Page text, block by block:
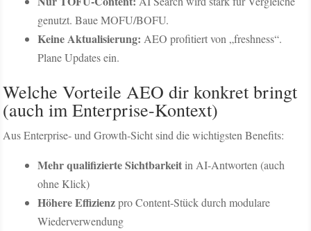
genutzt. Baue MOFU/BOFU.
Keine Aktualisierung: AEO profitiert von „freshness“.
Plane Updates ein.
Welche Vorteile AEO dir konkret bringt
(auch im Enterprise-Kontext)
Aus Enterprise- und Growth-Sicht sind die wichtigsten Benefits:
Mehr qualifizierte Sichtbarkeit in AI-Antworten (auch
ohne Klick)
Höhere Effizienzpro Content-Stück durch modulare
Wiederverwendung